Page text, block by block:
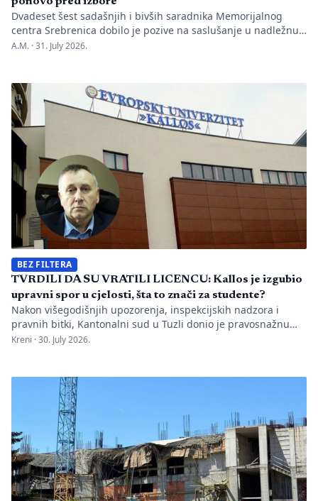
Dvadeset šest sadašnjih i bivših saradnika Memorijalnog
centra Srebrenica dobilo je pozive na saslušanje u nadležnu
policijsku stanicu po nalogu Okružnog javnog tužilaštva u
nakon predstavljanja godišnjeg Izvještaja o negiranju
genocida. Iz Memorijalnog centra upozoravaju da se
istovremeno pozivanje […]
A.M. ·31. July 2026.
BEZ FILTERA
TVRDILI DA SU VRATILI LICENCU: Kallos je izgubio
upravni spor u cjelosti, šta to znači za studente?
Nakon višegodišnjih upozorenja, inspekcijskih nadzora i
pravnih bitki, Kantonalni sud u Tuzli donio je pravosnažnu
presudu kojom se definitivno potvrđuje trajna zabrana rada
kakva je sudbina studenata koji su uložili godine i novac u
bezvrijedne indekse? Odlukom Kantonalnog suda u […]
Kreni ·30. July 2026.